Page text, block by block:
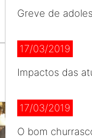
Greve de
17/03/2019
Impactos das
17/03/2019
O bom